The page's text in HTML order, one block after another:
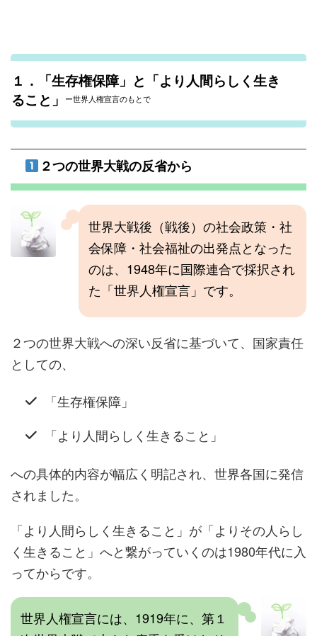
１．「生存権保障」と「より人間らしく生き
ること」
ー世界人権宣言のもとで
２つの世界大戦の反省から
世界大戦後（戦後）の社会政策・社
会保障・社会福祉の出発点となった
のは、1948年に国際連合で採択され
た「世界人権宣言」です。
２つの世界大戦への深い反省に基づいて、国家責任
としての、
「生存権保障」
「より人間らしく生きること」
への具体的内容が幅広く明記され、世界各国に発信
されました。
「より人間らしく生きること」が「よりその人らし
く生きること」へと繋がっていくのは1980年代に入
ってからです。
世界人権宣言には、1919年に、第１